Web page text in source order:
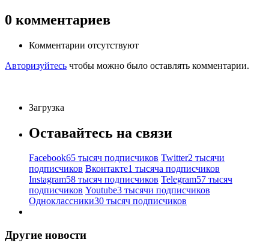
0 комментариев
Комментарии отсутствуют
Авторизуйтесь чтобы можно было оставлять комментарии.
Загрузка
Оставайтесь на связи
Facebook65 тысяч подписчиков Twitter2 тысячи
подписчиков Вконтакте1 тысяча подписчиков
Instagram58 тысяч подписчиков Telegram57 тысяч
подписчиков Youtube3 тысячи подписчиков
Одноклассники30 тысяч подписчиков
Другие новости